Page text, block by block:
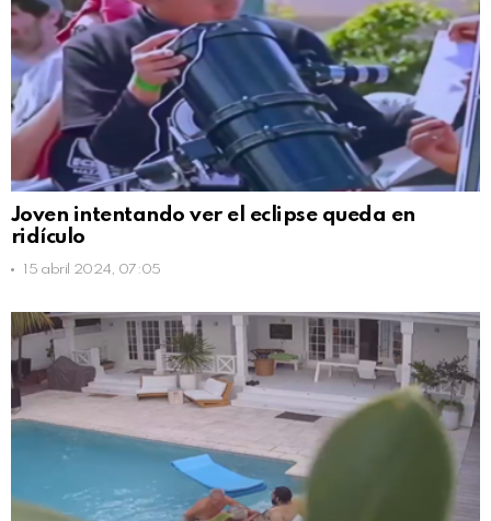
Joven intentando ver el eclipse queda en
ridículo
15 abril 2024, 07:05